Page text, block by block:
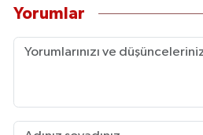
Yorumlar